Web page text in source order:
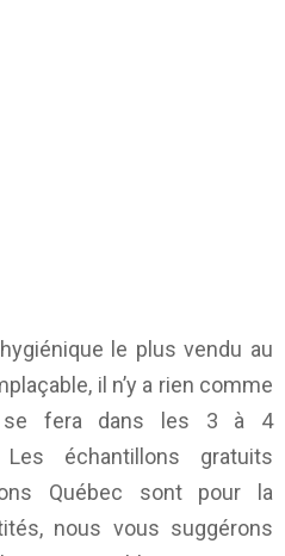
le plus vendu au
il n’y a rien comme
se fera dans les 3 à 4
échantillons gratuits
Québec sont pour la
nous vous suggérons